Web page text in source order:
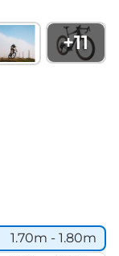
+11
1.70m - 1.80m